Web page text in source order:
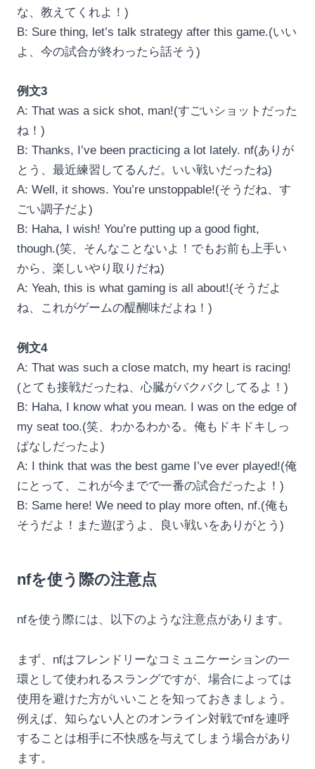
な、教えてくれよ！)
B: Sure thing, let’s talk strategy after this game.(いい
よ、今の試合が終わったら話そう)
例文3
A: That was a sick shot, man!(すごいショットだった
ね！)
B: Thanks, I’ve been practicing a lot lately. nf(ありが
とう、最近練習してるんだ。いい戦いだったね)
A: Well, it shows. You’re unstoppable!(そうだね、す
ごい調子だよ)
B: Haha, I wish! You’re putting up a good fight,
though.(笑、そんなことないよ！でもお前も上手い
から、楽しいやり取りだね)
A: Yeah, this is what gaming is all about!(そうだよ
ね、これがゲームの醍醐味だよね！)
例文4
A: That was such a close match, my heart is racing!
(とても接戦だったね、心臓がバクバクしてるよ！)
B: Haha, I know what you mean. I was on the edge of
my seat too.(笑、わかるわかる。俺もドキドキしっ
ぱなしだったよ)
A: I think that was the best game I’ve ever played!(俺
にとって、これが今までで一番の試合だったよ！)
B: Same here! We need to play more often, nf.(俺も
そうだよ！また遊ぼうよ、良い戦いをありがとう)
nfを使う際の注意点
nfを使う際には、以下のような注意点があります。
まず、nfはフレンドリーなコミュニケーションの一
環として使われるスラングですが、場合によっては
使用を避けた方がいいことを知っておきましょう。
例えば、知らない人とのオンライン対戦でnfを連呼
することは相手に不快感を与えてしまう場合があり
ます。